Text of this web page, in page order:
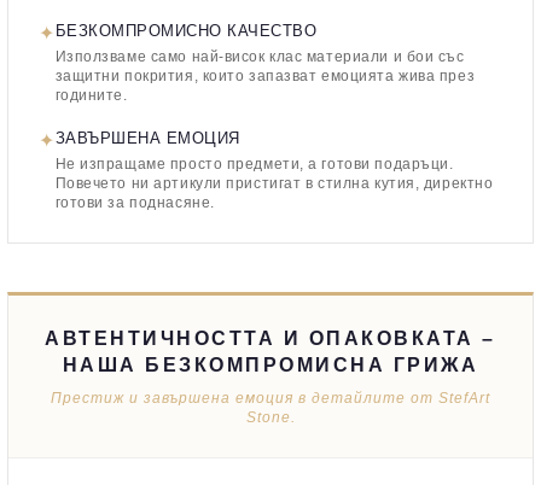
✦ БЕЗКОМПРОМИСНО КАЧЕСТВО
Използваме само най-висок клас материали и бои със
защитни покрития, които запазват емоцията жива през
годините.
✦ЗАВЪРШЕНА ЕМОЦИЯ
Не изпращаме просто предмети, а готови подаръци.
Повечето ни артикули пристигат в стилна кутия, директно
готови за поднасяне.
АВТЕНТИЧНОСТТА И ОПАКОВКАТА –
НАША БЕЗКОМПРОМИСНА ГРИЖА
Престиж и завършена емоция в детайлите от StefArt
Stone.